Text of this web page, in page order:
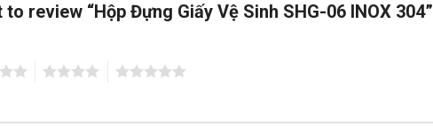
review “Hộp Đựng Giấy Vệ Sinh SHG-06 INOX 304”